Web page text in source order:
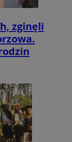
zginęli